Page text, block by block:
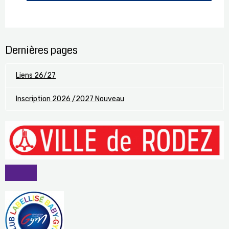
Dernières pages
Liens 26/27
Inscription 2026 /2027 Nouveau